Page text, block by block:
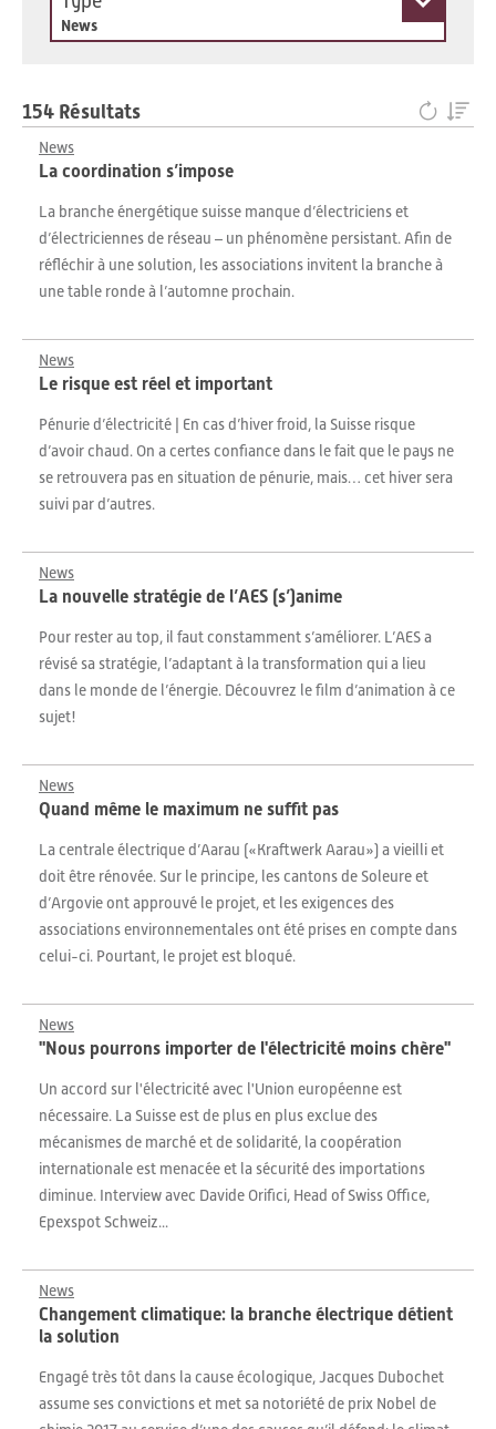
News
154 Résultats
News
La coordination s’impose
La branche énergétique suisse manque d’électriciens et
d’électriciennes de réseau – un phénomène persistant. Afin de
réfléchir à une solution, les associations invitent la branche à
une table ronde à l’automne prochain.
News
Le risque est réel et important
Pénurie d’électricité | En cas d’hiver froid, la Suisse risque
d’avoir chaud. On a certes confiance dans le fait que le pays ne
se retrouvera pas en situation de pénurie, mais… cet hiver sera
suivi par d’autres.
News
La nouvelle stratégie de l’AES (s’)anime
Pour rester au top, il faut constamment s’améliorer. L’AES a
révisé sa stratégie, l’adaptant à la transformation qui a lieu
dans le monde de l’énergie. Découvrez le film d’animation à ce
sujet!
News
Quand même le maximum ne suffit pas
La centrale électrique d’Aarau («Kraftwerk Aarau») a vieilli et
doit être rénovée. Sur le principe, les cantons de Soleure et
d’Argovie ont approuvé le projet, et les exigences des
associations environnementales ont été prises en compte dans
celui-ci. Pourtant, le projet est bloqué.
News
"Nous pourrons importer de l'électricité moins chère"
Un accord sur l'électricité avec l'Union européenne est
nécessaire. La Suisse est de plus en plus exclue des
mécanismes de marché et de solidarité, la coopération
internationale est menacée et la sécurité des importations
diminue. Interview avec Davide Orifici, Head of Swiss Office,
Epexspot Schweiz...
News
Changement climatique: la branche électrique détient
la solution
Engagé très tôt dans la cause écologique, Jacques Dubochet
assume ses convictions et met sa notoriété de prix Nobel de